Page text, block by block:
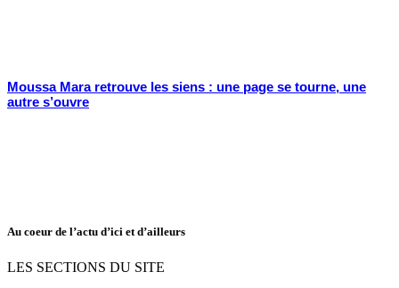
Moussa Mara retrouve les siens : une page se tourne, une
autre s’ouvre
Au coeur de l’actu d’ici et d’ailleurs
LES SECTIONS DU SITE